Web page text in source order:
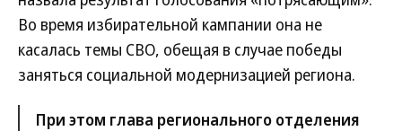
Во время избирательной кампании она не
касалась темы СВО, обещая в случае победы
заняться социальной модернизацией региона.
При этом глава регионального отделения